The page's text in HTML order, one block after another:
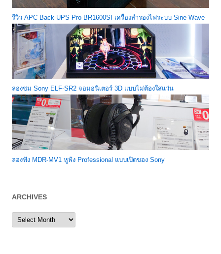
รีวิว APC Back-UPS Pro BR1600SI เครื่องสำรองไฟระบบ Sine Wave
ลองชม Sony ELF-SR2 จอมอนิเตอร์ 3D แบบไม่ต้องใส่แว่น
ลองฟัง MDR-MV1 หูฟัง Professional แบบเปิดของ Sony
ARCHIVES
Archives